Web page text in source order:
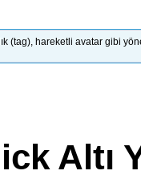
(tag), hareketli avatar gibi
Altı